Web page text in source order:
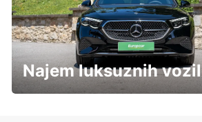
Najem luksuznih vozil